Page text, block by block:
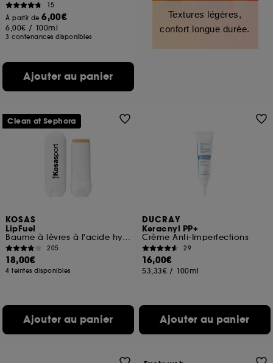
15
À partir de6,00€
6,00€ / 100ml
3 contenances disponibles
Ajouter au panier
Textures légères,
confort longue durée.
KOSAS
LipFuel
Baume à lèvres à l'acide hyaluronique
205
18,00€
4 teintes disponibles
Ajouter au panier
Clean at Sephora
DUCRAY
Keracnyl PP+
Crème Anti-Imperfections
29
16,00€
53,33€ / 100ml
Ajouter au panier